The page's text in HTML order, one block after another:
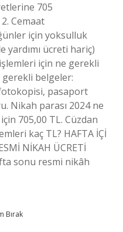
705
Cemaat
için yoksulluk
yardımı ücreti hariç)
için ne gerekli
gerekli belgeler:
pasaport
Nikah parası 2024 ne
705,00 TL. Cüzdan
kaç TL? HAFTA İÇİ
NİKAH ÜCRETİ
sonu resmi nikâh
Bırak